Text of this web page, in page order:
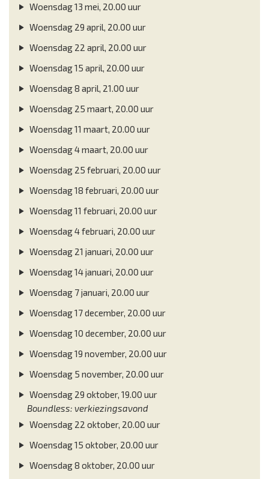
Woensdag 13 mei, 20.00 uur
Woensdag 29 april, 20.00 uur
Woensdag 22 april, 20.00 uur
Woensdag 15 april, 20.00 uur
Woensdag 8 april, 21.00 uur
Woensdag 25 maart, 20.00 uur
Woensdag 11 maart, 20.00 uur
Woensdag 4 maart, 20.00 uur
Woensdag 25 februari, 20.00 uur
Woensdag 18 februari, 20.00 uur
Woensdag 11 februari, 20.00 uur
Woensdag 4 februari, 20.00 uur
Woensdag 21 januari, 20.00 uur
Woensdag 14 januari, 20.00 uur
Woensdag 7 januari, 20.00 uur
Woensdag 17 december, 20.00 uur
Woensdag 10 december, 20.00 uur
Woensdag 19 november, 20.00 uur
Woensdag 5 november, 20.00 uur
Woensdag 29 oktober, 19.00 uur
Boundless: verkiezingsavond
Woensdag 22 oktober, 20.00 uur
Woensdag 15 oktober, 20.00 uur
Woensdag 8 oktober, 20.00 uur